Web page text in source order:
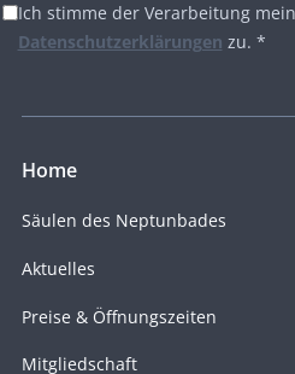
Ich stimme der Verarbeitung
Datenschutzerklärungen zu. *
Home
Säulen des Neptunbades
Aktuelles
Preise & Öffnungszeiten
Mitgliedschaft